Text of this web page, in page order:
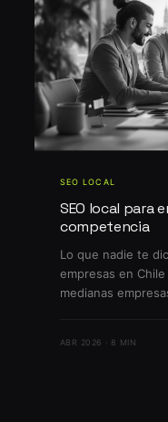
SEO LOCAL
SEO local para
competencia
Lo que nadie te
empresas en
medianas
en Google
ABR 2026 · 8 MIN